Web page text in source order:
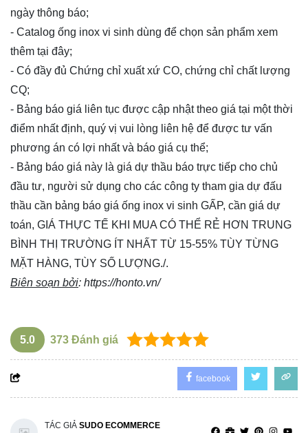
ngày thông báo;
- Catalog ống inox vi sinh dùng để chọn sản phẩm xem
thêm tại đây;
- Có đầy đủ Chứng chỉ xuất xứ CO, chứng chỉ chất lượng
CQ;
- Bảng báo giá liên tục được cập nhật theo giá tại một thời
điểm nhất định, quý vị vui lòng liên hệ để được tư vấn
phương án có lợi nhất và báo giá cụ thể;
- Bảng báo giá này là giá dự thầu báo trực tiếp cho chủ
đầu tư, người sử dụng cho các công ty tham gia dự đấu
thầu cần bảng báo giá ống inox vi sinh GẤP, cần giá dự
toán, GIÁ THỰC TẾ KHI MUA CÓ THỂ RẺ HƠN TRUNG
BÌNH THỊ TRƯỜNG ÍT NHẤT TỪ 15-55% TÙY TỪNG
MẶT HÀNG, TÙY SỐ LƯỢNG./.
Biên soạn bởi: https://honto.vn/
5.0 373 Đánh giá
facebook
TÁC GIẢ SUDO ECOMMERCE